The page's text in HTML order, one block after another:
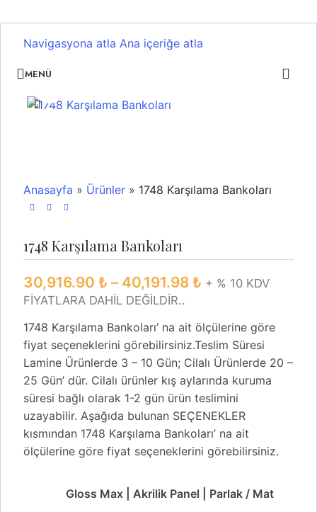
Navigasyona atla Ana içeriğe atla
MENÜ
Anasayfa » Ürünler » 1748 Karşılama Bankoları
1748 Karşılama Bankoları
30,916.90 ₺ – 40,191.98 ₺ + % 10 KDV
FİYATLARA DAHİL DEĞİLDİR..
1748 Karşılama Bankoları’ na ait ölçülerine göre
fiyat seçeneklerini görebilirsiniz.Teslim Süresi
Lamine Ürünlerde 3 – 10 Gün; Cilalı Ürünlerde 20 –
25 Gün’ dür. Cilalı ürünler kış aylarında kuruma
süresi bağlı olarak 1-2 gün ürün teslimini
uzayabilir. Aşağıda bulunan SEÇENEKLER
kısmından 1748 Karşılama Bankoları’ na ait
ölçülerine göre fiyat seçeneklerini görebilirsiniz.
Gloss Max | Akrilik Panel | Parlak / Mat